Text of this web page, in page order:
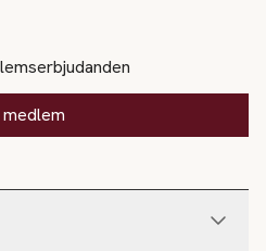
medlem